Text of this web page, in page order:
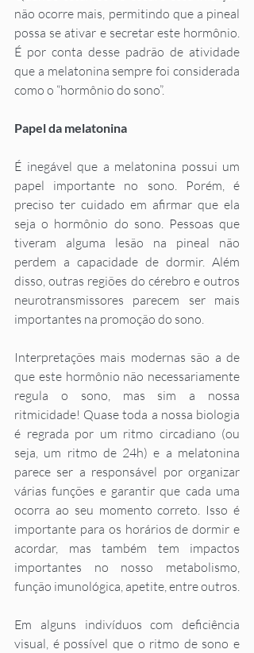
não ocorre mais, permitindo que a pineal
possa se ativar e secretar este hormônio.
É por conta desse padrão de atividade
que a melatonina sempre foi considerada
como o “hormônio do sono”.
Papel da melatonina
É inegável que a melatonina possui um
papel importante no sono. Porém, é
preciso ter cuidado em afirmar que ela
seja o hormônio do sono. Pessoas que
tiveram alguma lesão na pineal não
perdem a capacidade de dormir. Além
disso, outras regiões do cérebro e outros
neurotransmissores parecem ser mais
importantes na promoção do sono.
Interpretações mais modernas são a de
que este hormônio não necessariamente
regula o sono, mas sim a nossa
ritmicidade! Quase toda a nossa biologia
é regrada por um ritmo circadiano (ou
seja, um ritmo de 24h) e a melatonina
parece ser a responsável por organizar
várias funções e garantir que cada uma
ocorra ao seu momento correto. Isso é
importante para os horários de dormir e
acordar, mas também tem impactos
importantes no nosso metabolismo,
Em alguns indivíduos com deficiência
visual, é possível que o ritmo de sono e